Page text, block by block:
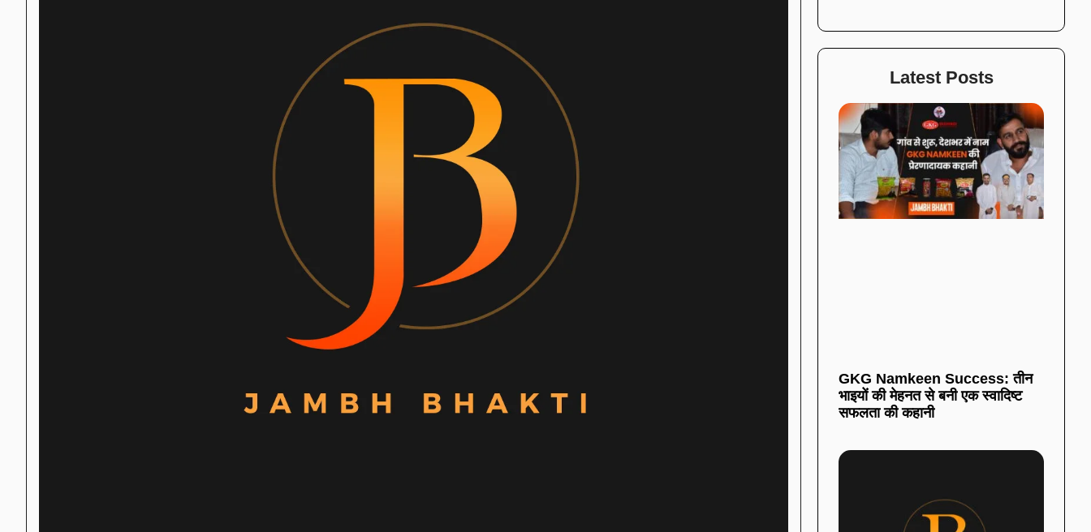
Latest Posts
GKG Namkeen Success: तीन
भाइयों की मेहनत से बनी एक स्वादिष्ट
सफलता की कहानी